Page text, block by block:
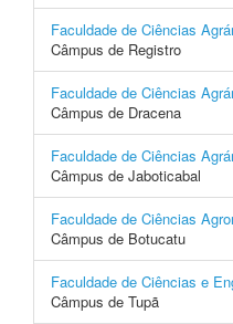
Faculdade de Ciências
Câmpus de Registro
Faculdade de Ciências
Câmpus de Dracena
Faculdade de Ciências
Câmpus de Jaboticabal
Faculdade de Ciências
Câmpus de Botucatu
Faculdade de Ciências e
Câmpus de Tupã